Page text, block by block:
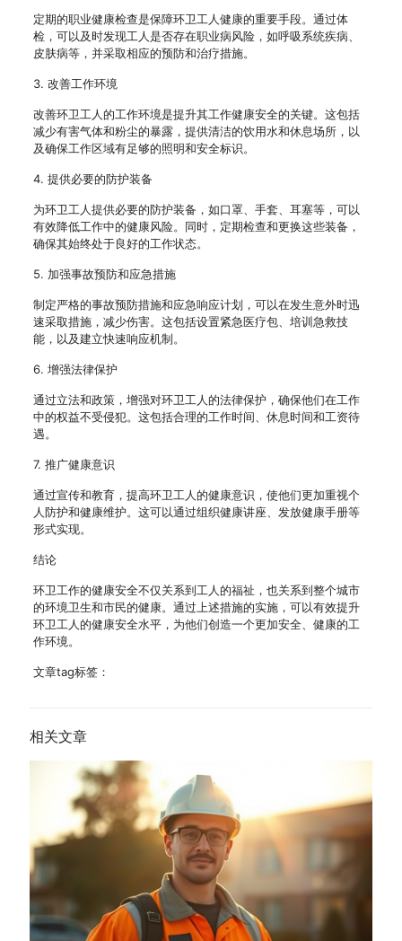
定期的职业健康检查是保障环卫工人健康的重要手段。通过体
检，可以及时发现工人是否存在职业病风险，如呼吸系统疾病、
皮肤病等，并采取相应的预防和治疗措施。
3. 改善工作环境
改善环卫工人的工作环境是提升其工作健康安全的关键。这包括
减少有害气体和粉尘的暴露，提供清洁的饮用水和休息场所，以
及确保工作区域有足够的照明和安全标识。
4. 提供必要的防护装备
为环卫工人提供必要的防护装备，如口罩、手套、耳塞等，可以
有效降低工作中的健康风险。同时，定期检查和更换这些装备，
确保其始终处于良好的工作状态。
5. 加强事故预防和应急措施
制定严格的事故预防措施和应急响应计划，可以在发生意外时迅
速采取措施，减少伤害。这包括设置紧急医疗包、培训急救技
能，以及建立快速响应机制。
6. 增强法律保护
通过立法和政策，增强对环卫工人的法律保护，确保他们在工作
中的权益不受侵犯。这包括合理的工作时间、休息时间和工资待
遇。
7. 推广健康意识
通过宣传和教育，提高环卫工人的健康意识，使他们更加重视个
人防护和健康维护。这可以通过组织健康讲座、发放健康手册等
形式实现。
结论
环卫工作的健康安全不仅关系到工人的福祉，也关系到整个城市
的环境卫生和市民的健康。通过上述措施的实施，可以有效提升
环卫工人的健康安全水平，为他们创造一个更加安全、健康的工
作环境。
文章tag标签：
相关文章